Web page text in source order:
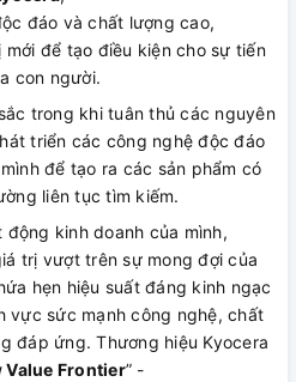
đáo và chất lượng cao,
để tạo điều kiện cho sự tiến
con người.
trong khi tuân thủ các nguyên
triển các công nghệ độc đáo
để tạo ra các sản phẩm có
liên tục tìm kiếm.
kinh doanh của mình,
trị vượt trên sự mong đợi của
hẹn hiệu suất đáng kinh ngạc
vực sức mạnh công nghệ, chất
đáp ứng. Thương hiệu Kyocera
Value Frontier” -